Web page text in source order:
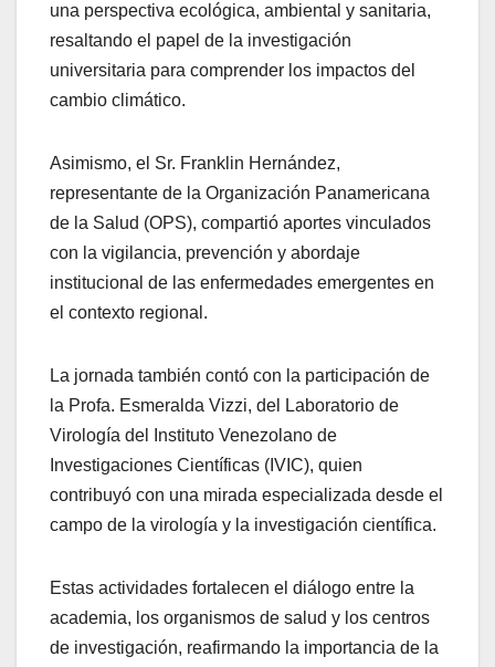
una perspectiva ecológica, ambiental y sanitaria,
resaltando el papel de la investigación
universitaria para comprender los impactos del
cambio climático.
Asimismo, el Sr. Franklin Hernández,
representante de la Organización Panamericana
de la Salud (OPS), compartió aportes vinculados
con la vigilancia, prevención y abordaje
institucional de las enfermedades emergentes en
el contexto regional.
La jornada también contó con la participación de
la Profa. Esmeralda Vizzi, del Laboratorio de
Virología del Instituto Venezolano de
Investigaciones Científicas (IVIC), quien
contribuyó con una mirada especializada desde el
campo de la virología y la investigación científica.
Estas actividades fortalecen el diálogo entre la
academia, los organismos de salud y los centros
de investigación, reafirmando la importancia de la